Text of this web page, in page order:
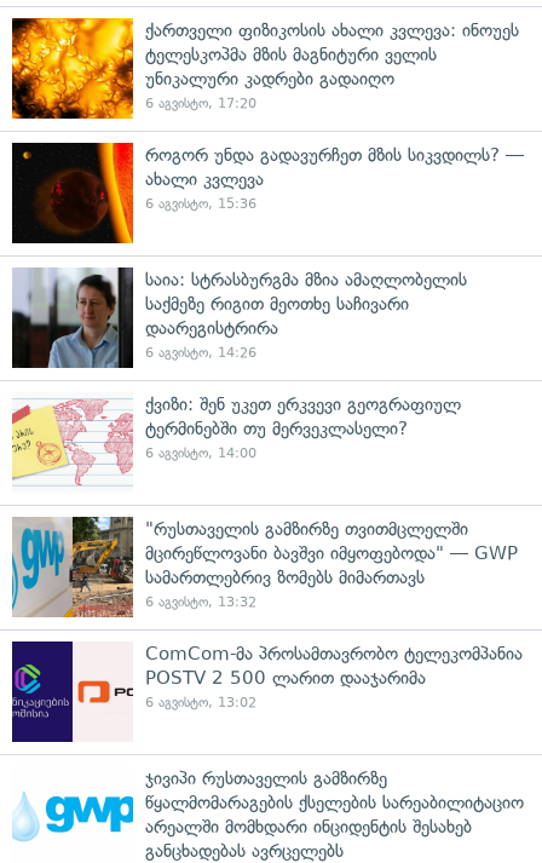
ქართველი ფიზიკოსის ახალი კვლევა: ინოუეს
ტელესკოპმა მზის მაგნიტური ველის
უნიკალური კადრები გადაიღო
6 აგვისტო, 17:20
როგორ უნდა გადავურჩეთ მზის სიკვდილს? —
ახალი კვლევა
6 აგვისტო, 15:36
საია: სტრასბურგმა მზია ამაღლობელის
საქმეზე რიგით მეოთხე საჩივარი
დაარეგისტრირა
6 აგვისტო, 14:26
ქვიზი: შენ უკეთ ერკვევი გეოგრაფიულ
ტერმინებში თუ მერვეკლასელი?
6 აგვისტო, 14:00
"რუსთაველის გამზირზე თვითმცლელში
მცირეწლოვანი ბავშვი იმყოფებოდა" — GWP
სამართლებრივ ზომებს მიმართავს
6 აგვისტო, 13:32
ComCom-მა პროსამთავრობო ტელეკომპანია
POSTV 2 500 ლარით დააჯარიმა
6 აგვისტო, 13:02
ჯივიპი რუსთაველის გამზირზე
წყალმომარაგების ქსელების სარეაბილიტაციო
არეალში მომხდარი ინციდენტის შესახებ
განცხადებას ავრცელებს